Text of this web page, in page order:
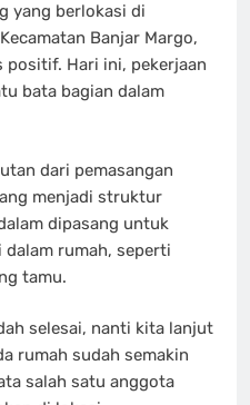
yang berlokasi di
Banjar Margo,
Hari ini, pekerjaan
bata bagian dalam
dari pemasangan
menjadi struktur
dipasang untuk
rumah, seperti
tamu.
selesai, nanti kita lanjut
rumah sudah semakin
salah satu anggota